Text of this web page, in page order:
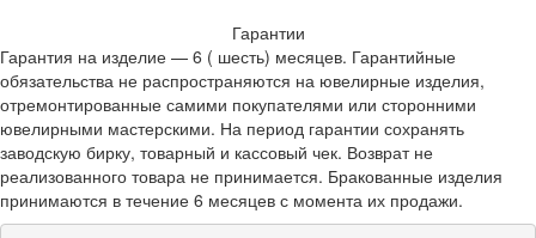
Гарантии
Гарантия на изделие — 6 ( шесть) месяцев. Гарантийные
обязательства не распространяются на ювелирные изделия,
отремонтированные самими покупателями или сторонними
ювелирными мастерскими. На период гарантии сохранять
заводскую бирку, товарный и кассовый чек. Возврат не
реализованного товара не принимается. Бракованные изделия
принимаются в течение 6 месяцев с момента их продажи.